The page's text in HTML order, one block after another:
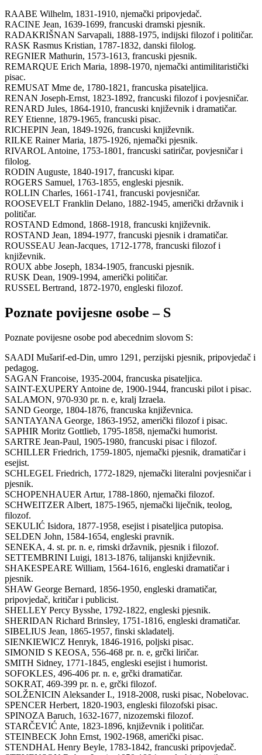
RAABE Wilhelm, 1831-1910, njemački pripovjedač.
RACINE Jean, 1639-1699, francuski dramski pjesnik.
RADAKRIŠNAN Sarvapali, 1888-1975, indijski filozof i političar.
RASK Rasmus Kristian, 1787-1832, danski filolog.
REGNIER Mathurin, 1573-1613, francuski pjesnik.
REMARQUE Erich Maria, 1898-1970, njemački antimilitaristički
pisac.
REMUSAT Mme de, 1780-1821, francuska pisateljica.
RENAN Joseph-Ernst, 1823-1892, francuski filozof i povjesničar.
RENARD Jules, 1864-1910, francuski književnik i dramatičar.
REY Etienne, 1879-1965, francuski pisac.
RICHEPIN Jean, 1849-1926, francuski književnik.
RILKE Rainer Maria, 1875-1926, njemački pjesnik.
RIVAROL Antoine, 1753-1801, francuski satiričar, povjesničar i
filolog.
RODIN Auguste, 1840-1917, francuski kipar.
ROGERS Samuel, 1763-1855, engleski pjesnik.
ROLLIN Charles, 1661-1741, francuski povjesničar.
ROOSEVELT Franklin Delano, 1882-1945, američki državnik i
političar.
ROSTAND Edmond, 1868-1918, francuski književnik.
ROSTAND Jean, 1894-1977, francuski pjesnik i dramatičar.
ROUSSEAU Jean-Jacques, 1712-1778, francuski filozof i
književnik.
ROUX abbe Joseph, 1834-1905, francuski pjesnik.
RUSK Dean, 1909-1994, američki političar.
RUSSEL Bertrand, 1872-1970, engleski filozof.
Poznate povijesne osobe – S
Poznate povijesne osobe pod abecednim slovom S:
SAADI Mušarif-ed-Din, umro 1291, perzijski pjesnik, pripovjedač i
pedagog.
SAGAN Francoise, 1935-2004, francuska pisateljica.
SAINT-EXUPERY Antoine de, 1900-1944, francuski pilot i pisac.
SALAMON, 970-930 pr. n. e, kralj Izraela.
SAND George, 1804-1876, francuska književnica.
SANTAYANA George, 1863-1952, američki filozof i pisac.
SAPHIR Moritz Gottlieb, 1795-1858, njemački humorist.
SARTRE Jean-Paul, 1905-1980, francuski pisac i filozof.
SCHILLER Friedrich, 1759-1805, njemački pjesnik, dramatičar i
esejist.
SCHLEGEL Friedrich, 1772-1829, njemački literalni povjesničar i
pjesnik.
SCHOPENHAUER Artur, 1788-1860, njemački filozof.
SCHWEITZER Albert, 1875-1965, njemački liječnik, teolog,
filozof.
SEKULIĆ Isidora, 1877-1958, esejist i pisateljica putopisa.
SELDEN John, 1584-1654, engleski pravnik.
SENEKA, 4. st. pr. n. e, rimski državnik, pjesnik i filozof.
SETTEMBRINI Luigi, 1813-1876, talijanski književnik.
SHAKESPEARE William, 1564-1616, engleski dramatičar i
pjesnik.
SHAW George Bernard, 1856-1950, engleski dramatičar,
pripovjedač, kritičar i publicist.
SHELLEY Percy Bysshe, 1792-1822, engleski pjesnik.
SHERIDAN Richard Brinsley, 1751-1816, engleski dramatičar.
SIBELIUS Jean, 1865-1957, finski skladatelj.
SIENKIEWICZ Henryk, 1846-1916, poljski pisac.
SIMONID S KEOSA, 556-468 pr. n. e, grčki liričar.
SMITH Sidney, 1771-1845, engleski esejist i humorist.
SOFOKLES, 496-406 pr. n. e, grčki dramatičar.
SOKRAT, 469-399 pr. n. e, grčki filozof.
SOLŽENICIN Aleksander I., 1918-2008, ruski pisac, Nobelovac.
SPENCER Herbert, 1820-1903, engleski filozofski pisac.
SPINOZA Baruch, 1632-1677, nizozemski filozof.
STARČEVIĆ Ante, 1823-1896, književnik i političar.
STEINBECK John Ernst, 1902-1968, američki pisac.
STENDHAL Henry Beyle, 1783-1842, francuski pripovjedač.